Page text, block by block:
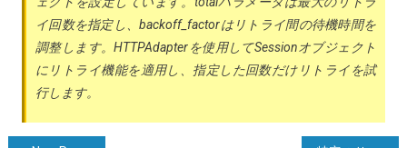
イ回数を指定し、backoff_factorはリトライ間の待機時間を
調整します。HTTPAdapterを使用してSessionオブジェクト
にリトライ機能を適用し、指定した回数だけリトライを試
行します。